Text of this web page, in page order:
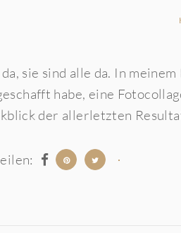
sie sind alle da. In
habe, eine
der allerletzten